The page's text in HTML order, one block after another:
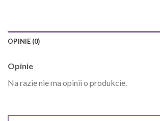
OPINIE (0)
Opinie
Na razie nie ma opinii o produkcie.